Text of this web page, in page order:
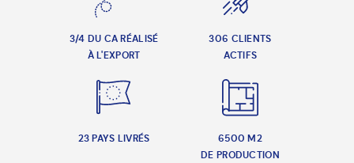
3/4 DU CA RÉALISÉ
À L'EXPORT
306 CLIENTS
ACTIFS
23 PAYS LIVRÉS
6500 M2
DE PRODUCTION